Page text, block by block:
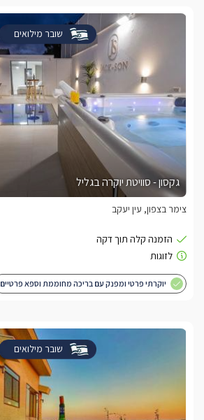
שובר מילואים
גקסון - סוויטת יוקרה בגליל
צימר בצפון, עין יעקב
יוקרתי פרטי ומפנק עם בריכה מחוממת וספא פרטיים
שובר מילואים